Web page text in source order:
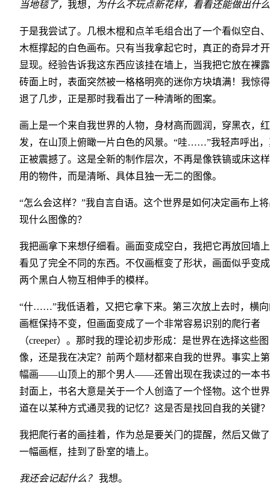
当地毯了， 我想， 为什么不玩点新花样，看看还能做出什
于是我尝试了。几根木棍和点羊毛组合出了一个看似空白
木框撑起的白色画布。只有当我拿起它时，真正的奇异才
显现。经验告诉我这东西应该挂在墙上，当我把它放在裸
砖面上时，表面突然被一格格明亮的迷你方块填满！我惊
退了几步，正是那时我看出了一种清晰的图案。
画上是一个来自我世界的人物，身材高而圆润，穿黑衣，红
发，在山顶上俯瞰一片白色的风景。“哇……”我轻声呼出
正被震撼了。这是全新的制作层次，不再是像铁镐或床这
用的物件，而是清晰、具体且独一无二的图像。
“怎么会这样？”我自言自语。这个世界是如何决定画布上
现什么图像的？
我把画拿下来想仔细看。画面变成空白，我把它再放回墙
看见了完全不同的东西。不仅画框变了形状，画面似乎变
两个黑白人物互相伸手的模样。
“什……”我低语着，又把它拿下来。第三次放上去时，横
画框保持不变，但画面变成了一个非常容易识别的爬行者
（creeper）。那时我的理论初步形成：是世界在选择这些图
像，还是我在决定？前两个题材都来自我的世界。事实上
幅画——山顶上的那个男人——还曾出现在我读过的一本
封面上，书名大意是关于一个人创造了一个怪物。这个世
道在以某种方式通灵我的记忆？这是否是找回自我的关键？
我把爬行者的画挂着，作为总是要关门的提醒，然后又做
一幅画框，挂到了卧室的墙上。
我还会记起什么？ 我想。